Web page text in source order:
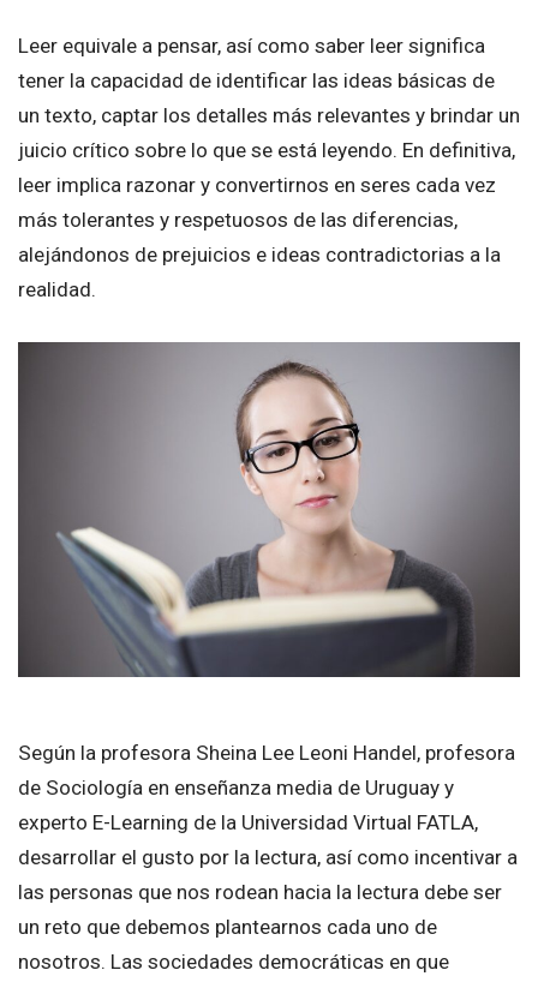
Leer equivale a pensar, así como saber leer significa
tener la capacidad de identificar las ideas básicas de
un texto, captar los detalles más relevantes y brindar un
juicio crítico sobre lo que se está leyendo. En definitiva,
leer implica razonar y convertirnos en seres cada vez
más tolerantes y respetuosos de las diferencias,
alejándonos de prejuicios e ideas contradictorias a la
realidad.
Según la profesora Sheina Lee Leoni Handel, profesora
de Sociología en enseñanza media de Uruguay y
experto E-Learning de la Universidad Virtual FATLA,
desarrollar el gusto por la lectura, así como incentivar a
las personas que nos rodean hacia la lectura debe ser
un reto que debemos plantearnos cada uno de
nosotros. Las sociedades democráticas en que